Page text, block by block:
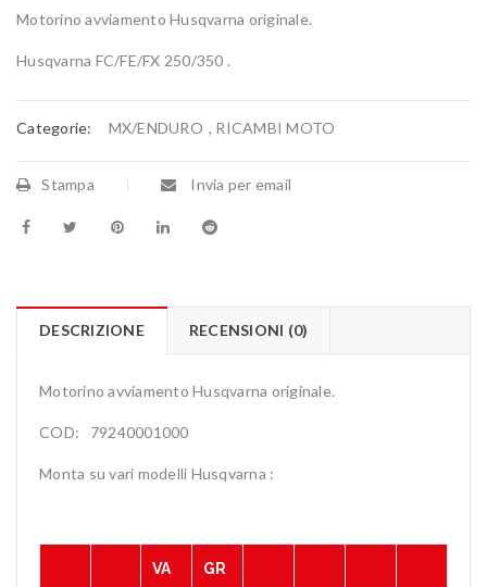
Motorino avviamento Husqvarna originale.
Husqvarna FC/FE/FX 250/350 .
Categorie: MX/ENDURO , RICAMBI MOTO
Stampa Invia per email
DESCRIZIONE RECENSIONI (0)
Motorino avviamento Husqvarna originale.
COD: 79240001000
Monta su vari modelli Husqvarna :
VA
GR